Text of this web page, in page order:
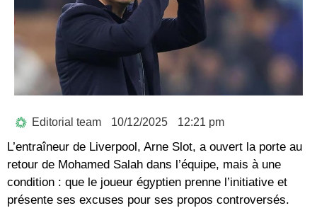
Editorial team 10/12/2025 12:21 pm
L’entraîneur de Liverpool, Arne Slot, a ouvert la porte au
retour de Mohamed Salah dans l’équipe, mais à une
condition : que le joueur égyptien prenne l’initiative et
présente ses excuses pour ses propos controversés.